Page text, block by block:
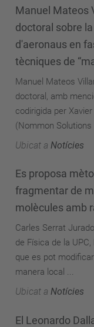
Manuel Mateos
doctoral sobre
d'aeronaus en
tècniques de
Manuel Mateos
doctoral, amb
codirigida per
(Nommon Solutions
Ubicat a Notícies
Es proposa
fragmentar de
molècules amb
Carles Serrat
de Física de la
que es pot
manera local ...
Ubicat a Notícies
El Leonardo